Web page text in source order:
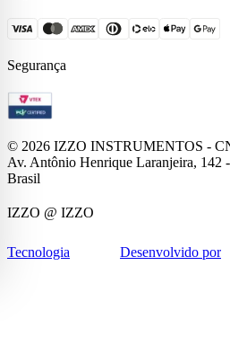
Segurança
© 2026 IZZO INSTRUMENTOS -
Av. Antônio Henrique Laranjeira, 142
Brasil
IZZO @ IZZO
Tecnologia Desenvolvido por